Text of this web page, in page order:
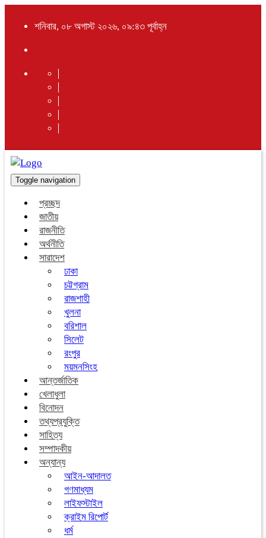
শনিবার, ০৮ অগাস্ট ২০২৬, ০৯:৪৩ পূর্বাহ্ন
Toggle navigation
প্রচ্ছদ
জাতীয়
রাজনীতি
অর্থনীতি
সারাদেশ
ঢাকা
চট্টগ্রাম
রাজশাহী
খুলনা
বরিশাল
সিলেট
রংপুর
ময়মনসিংহ
আন্তর্জাতিক
খেলাধুলা
বিনোদন
তথ্যপ্রযুক্তি
সাহিত্য
সম্পাদকীয়
অন্যান্য
আইন-আদালত
গণমাধ্যম
লাইফস্টাইল
ক্রাইম রিপোর্ট
ধর্ম